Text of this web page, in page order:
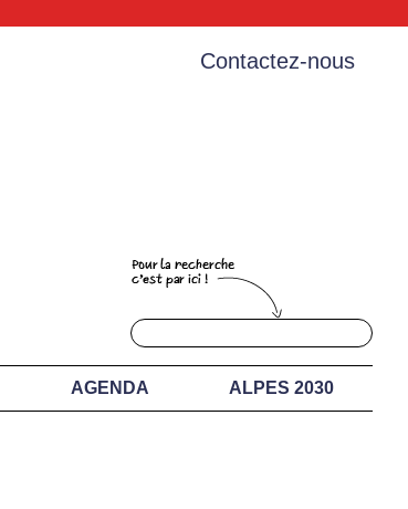
Contactez-nous
AGENDA ALPES 2030